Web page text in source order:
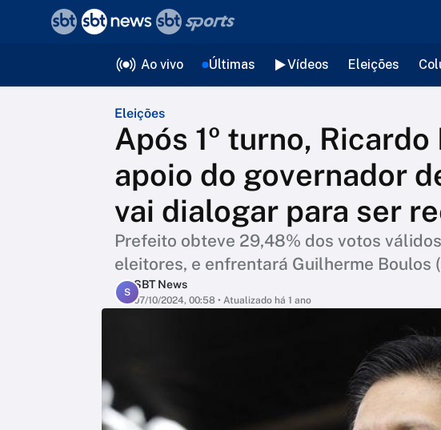
Ao vivo Últimas Vídeos Eleições
Eleições
Após 1º turno,
apoio do governador
vai dialogar para ser
Prefeito obteve 29,48% dos votos
eleitores, e enfrentará Guilherme Boulos
S
SBT News
07/10/2024, 00:58 • Atualizado há 1 ano
voltar
Editorias